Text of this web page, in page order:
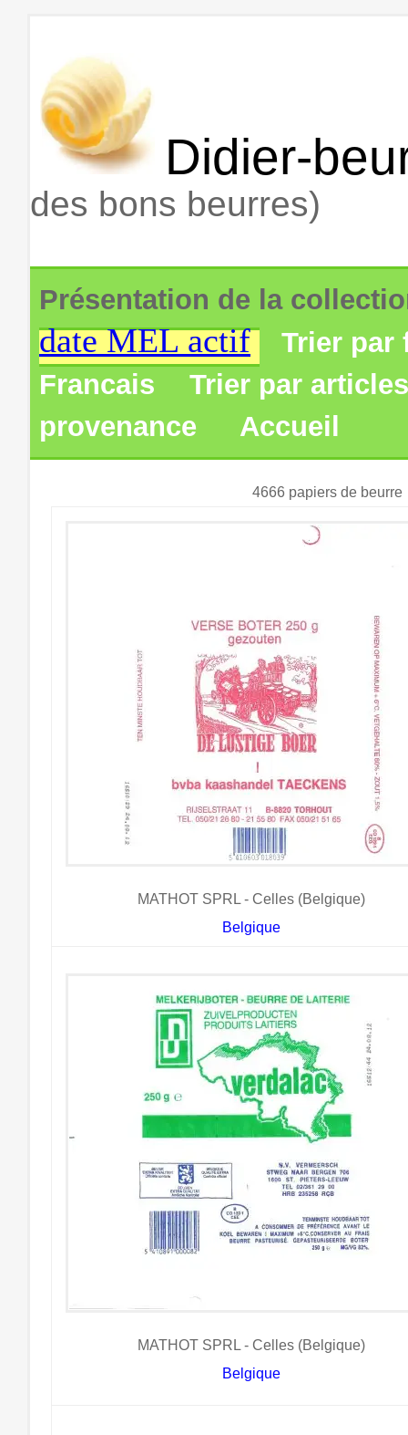
Didier-
des bons beurres)
Présentation de la
date MEL actif
Trier par
Francais
Trier par
provenance
Accueil
4666 papiers de beurre
MATHOT SPRL - Celles (Belgique)
Belgique
MATHOT SPRL - Celles (Belgique)
Belgique